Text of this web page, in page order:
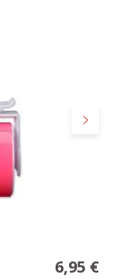
Suivant
6,95 €